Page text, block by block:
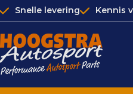
Snelle levering Kennis